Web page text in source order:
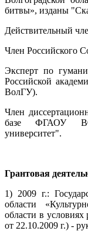
битвы», изданы
Действительный
Член Российского
Эксперт по
Российской
ВолГУ).
Член
базе ФГАОУ ВО
университет".
Грантовая
1) 2009 г.:
области «
области в
от 22.10.2009 г.) -